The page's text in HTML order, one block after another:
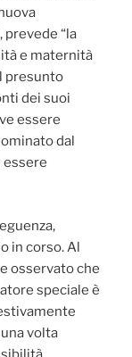
prevede “la
e maternità
presunto
dei suoi
essere
dal
essere
in corso. Al
osservato che
speciale è
volta